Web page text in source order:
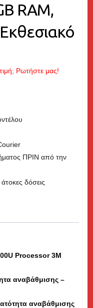
RAM,
Εκθεσιακό
Ρωτήστε μας!
ΠΡΙΝ από την
δόσεις
Processor 3M
αναβάθμισης –
αναβάθμισης